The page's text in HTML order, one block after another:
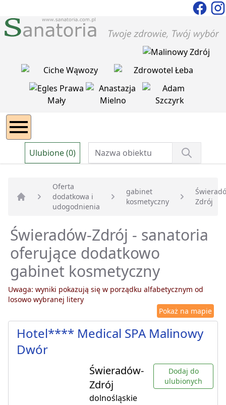
Ulubione (0)
Strona główna
Oferta
dodatkowa i
udogodnienia
gabinet
kosmetyczny
Zdrój
Świeradów-Zdrój - sanatoria
oferujące dodatkowo
gabinet kosmetyczny
Uwaga: wyniki pokazują się w porządku alfabetycznym od
losowo wybranej litery
Pokaż na mapie
Hotel**** Medical SPA Malinowy
Dwór
Świeradów-
Zdrój
dolnośląskie
Dodaj do
ulubionych